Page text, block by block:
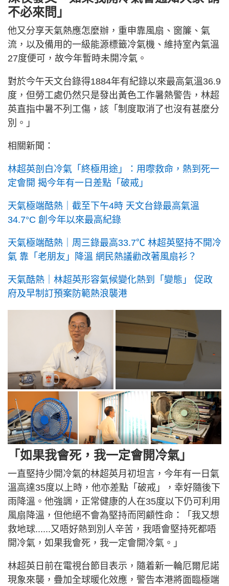
不必來問」
他又分享天氣熱應怎麼辦，重申靠風扇、窗簾、氣
流，以及備用的一級能源標籤冷氣機、維持室內氣溫
27度便可，故今年暫時未開冷氣。
對於今午天文台錄得1884年有紀錄以來最高氣溫36.9
度，但勞工處仍然只是發出黃色工作暑熱警告，林超
英直指中暑不列工傷，該「制度取消了也沒有甚麼分
別。」
相關新聞：
林超英剖白冷氣「終極用途」：用嚟救命，熱到死一
定會開 揭今年有一日差點「破戒」
天氣極端酷熱｜截至下午4時 天文台錄最高氣溫
34.7°C 創今年以來最高紀錄
天氣極端酷熱｜周三錄最高33.7℃ 林超英堅持不開冷
氣 靠「老朋友」降溫 網民熱議勸改著風扇衫？
天氣酷熱｜林超英形容氣候變化熱到「變態」 促政
府及早制訂預案防範熱浪襲港
「如果我會死，我一定會開冷氣」
一直堅持少開冷氣的林超英月初坦言，今年有一日氣
溫高達35度以上時，他亦差點「破戒」，幸好隨後下
雨降溫。他強調，正常健康的人在35度以下仍可利用
風扇降溫，但他絕不會為堅持而罔顧性命：「我又想
救地球......又唔好熱到別人辛苦，我唔會堅持死都唔
開冷氣，如果我會死，我一定會開冷氣。」
林超英日前在電視台節目表示，隨着新一輪厄爾尼諾
現象來襲，疊加全球暖化效應，警告本港將面臨極端